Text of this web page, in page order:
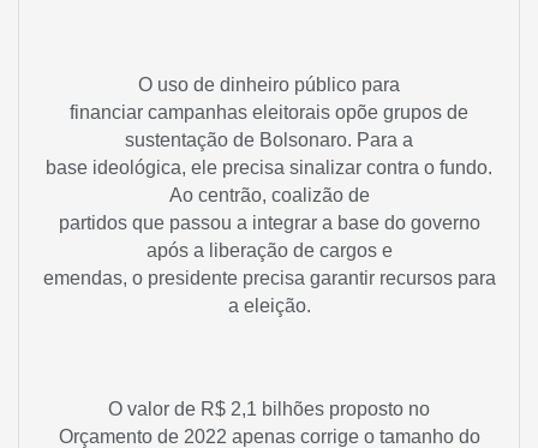
O uso de dinheiro público para
financiar campanhas eleitorais opõe grupos de
sustentação de Bolsonaro. Para a
base ideológica, ele precisa sinalizar contra o fundo.
Ao centrão, coalizão de
partidos que passou a integrar a base do governo
após a liberação de cargos e
emendas, o presidente precisa garantir recursos para
a eleição.
O valor de R$ 2,1 bilhões proposto no
Orçamento de 2022 apenas corrige o tamanho do